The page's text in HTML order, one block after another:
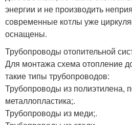
энергии и не производить
современные котлы уже
оснащены.
Трубопроводы отопительной
Для монтажа схема отопление
такие типы трубопроводов:
Трубопроводы из полиэтилена,
металлопластика;.
Трубопроводы из меди;.